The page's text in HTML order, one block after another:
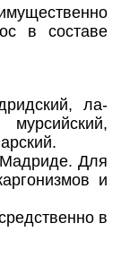
в составе
ла-
Для
и
в